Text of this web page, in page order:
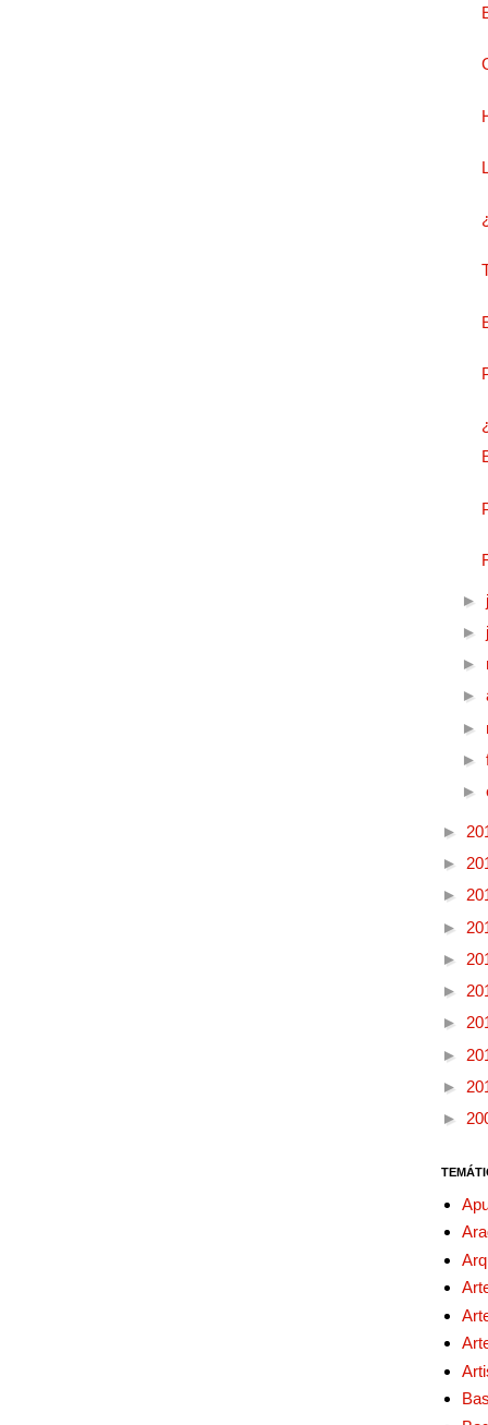
►
►
►
►
►
►
►
►
►
►
►
►
►
►
►
►
►